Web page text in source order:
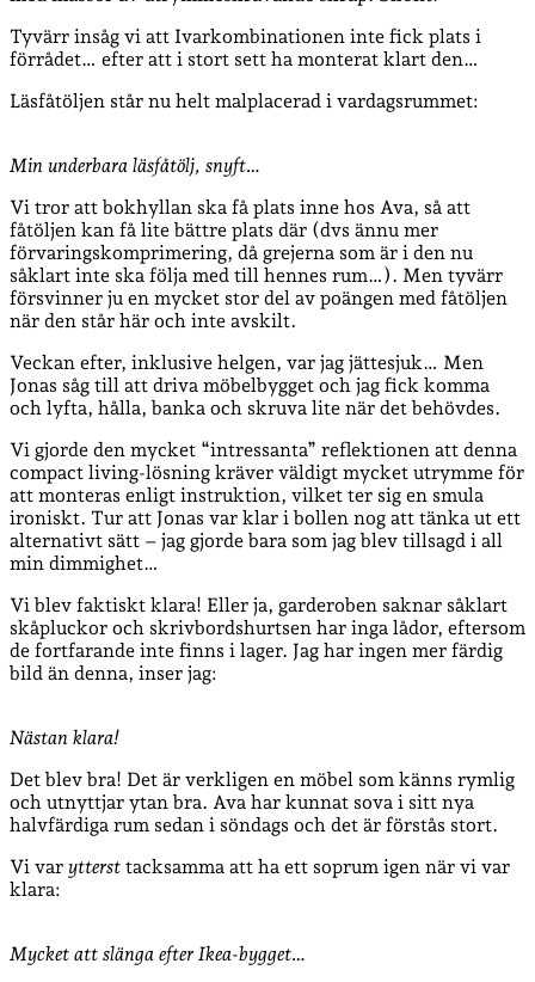
Tyvärr insåg vi att Ivarkombinationen inte fick plats i
förrådet… efter att i stort sett ha monterat klart den…
Läsfåtöljen står nu helt malplacerad i vardagsrummet:
Min underbara läsfåtölj, snyft…
Vi tror att bokhyllan ska få plats inne hos Ava, så att
fåtöljen kan få lite bättre plats där (dvs ännu mer
förvaringskomprimering, då grejerna som är i den nu
såklart inte ska följa med till hennes rum…). Men tyvärr
försvinner ju en mycket stor del av poängen med fåtöljen
när den står här och inte avskilt.
Veckan efter, inklusive helgen, var jag jättesjuk… Men
Jonas såg till att driva möbelbygget och jag fick komma
och lyfta, hålla, banka och skruva lite när det behövdes.
Vi gjorde den mycket “intressanta” reflektionen att denna
compact living-lösning kräver väldigt mycket utrymme för
att monteras enligt instruktion, vilket ter sig en smula
ironiskt. Tur att Jonas var klar i bollen nog att tänka ut ett
alternativt sätt – jag gjorde bara som jag blev tillsagd i all
min dimmighet…
Vi blev faktiskt klara! Eller ja, garderoben saknar såklart
skåpluckor och skrivbordshurtsen har inga lådor, eftersom
de fortfarande inte finns i lager. Jag har ingen mer färdig
bild än denna, inser jag:
Nästan klara!
Det blev bra! Det är verkligen en möbel som känns rymlig
och utnyttjar ytan bra. Ava har kunnat sova i sitt nya
halvfärdiga rum sedan i söndags och det är förstås stort.
Vi var ytterst tacksamma att ha ett soprum igen när vi var
klara:
Mycket att slänga efter Ikea-bygget…